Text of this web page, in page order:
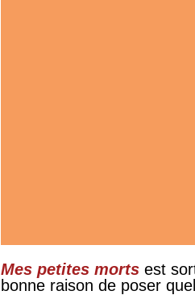
Mes petites morts est
bonne raison de poser